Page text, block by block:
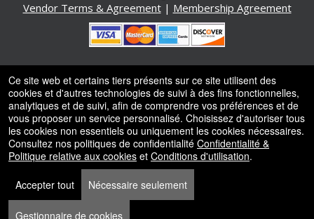
Vendor Terms & Agreement| Membership Agreement
Alimenté par Ticket
Système de billetterie et box-office par Ticketor
Logiciel de billetterie pour salles de spectacles, théâtres et
arènes
© Tous les droits sont réservés.
50.28.84.148
Conditions d'utilisation
Ce site web et certains tiers présents sur ce site utilisent des
cookies et d'autres technologies de suivi à des fins fonctionnelles,
analytiques et de suivi, afin de comprendre vos préférences et de
vous proposer un service personnalisé. Choisissez d'autoriser tous
les cookies non essentiels ou uniquement les cookies nécessaires.
Consultez nos politiques de confidentialité Confidentialité &
Politique relative aux cookies et Conditions d'utilisation.
Accepter tout Nécessaire seulement
Gestionnaire de cookies